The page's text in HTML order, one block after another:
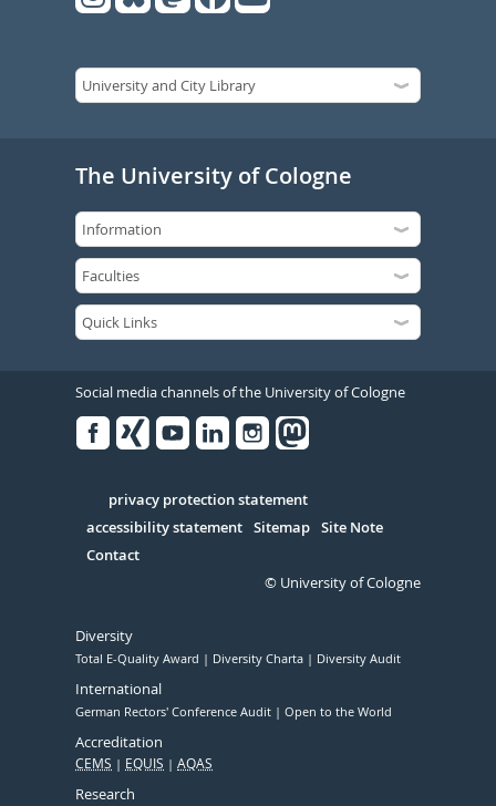
The University of Cologne
Social media channels of the University of Cologne
Serivce
privacy protection statement
accessibility statement Sitemap Site Note
Contact
© University of Cologne
Diversity
Total E-Quality Award Diversity Charta Diversity Audit
International
German Rectors' Conference Audit Open to the World
Accreditation
CEMS EQUIS AQAS
Research